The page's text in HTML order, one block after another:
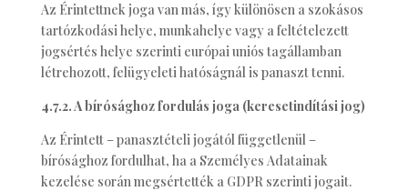
Az Érintettnek joga van más, így különösen a szokásos
tartózkodási helye, munkahelye vagy a feltételezett
jogsértés helye szerinti európai uniós tagállamban
létrehozott, felügyeleti hatóságnál is panaszt tenni.
4.7.2. A bírósághoz fordulás joga (keresetindítási jog)
Az Érintett – panasztételi jogától függetlenül –
bírósághoz fordulhat, ha a Személyes Adatainak
kezelése során megsértették a GDPR szerinti jogait.